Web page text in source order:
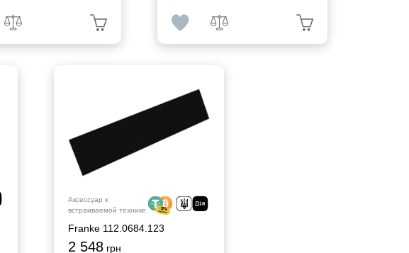
Аксессуар к
встраиваемой технике
Franke 112.0684.123
2 548 грн